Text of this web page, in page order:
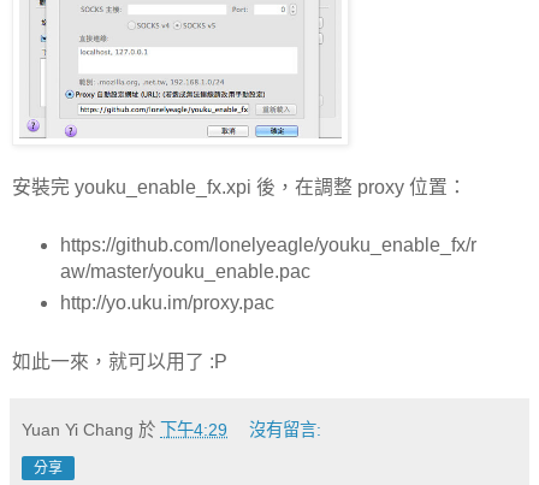
安裝完 youku_enable_fx.xpi 後，在調整 proxy 位置：
https://github.com/lonelyeagle/youku_enable_fx/r
aw/master/youku_enable.pac
http://yo.uku.im/proxy.pac
如此一來，就可以用了 :P
Yuan Yi Chang 於 下午4:29 沒有留言:
分享